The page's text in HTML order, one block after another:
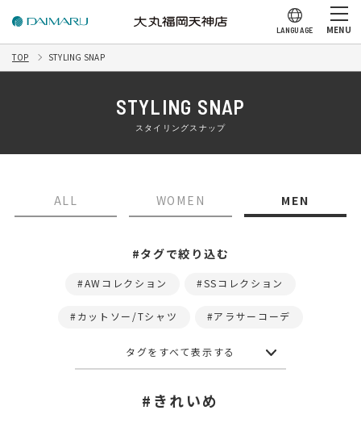
LANGUAGE MENU
TOP STYLING SNAP
STYLING SNAP
スタイリングスナップ
ALL WOMEN MEN
#タグで絞り込む
AWコレクション SSコレクション
カットソー/Tシャツ アラサーコーデ
タグをすべて表示する
#きれいめ